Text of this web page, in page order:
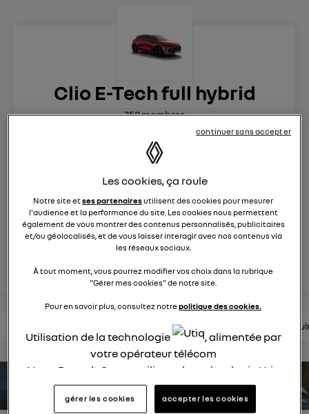
Clio E-Tech full hybrid
RENAULT
758membres
Après 30 ans de succès, Renault Clio full hybrid E_Tech
insuffle une énergie nouvelle
posez une question
consultez la brochure
estimez votre autonomie
Les cookies, ça roule
Notre site etses partenairesutilisent des cookies pour mesurer
l'audience et la performance du site. Les cookies nous permettent
également de vous montrer des contenus personnalisés, publicitaires
et/ou géolocalisés, et de vous laisser interagir avec nos contenus via
les réseaux sociaux.
À tout moment, vous pourrez modifier vos choix dans la rubrique
"Gérer mes cookies" de notre site.
Pour en savoir plus, consultez notrepolitique des cookies.
Utilisation de la technologie
, alimentée par
votre opérateur télécom
Nous, Renault Group, utilisons la technologie Utiq
pour nos activités digitales (telles que décrites
dans cette notice de consentement) et liées à
gérer les cookies accepter les cookies
continuer sans accepter